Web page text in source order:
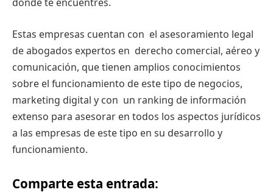
Estas empresas cuentan con el asesoramiento legal
de abogados expertos en derecho comercial, aéreo y
comunicación, que tienen amplios conocimientos
sobre el funcionamiento de este tipo de negocios,
marketing digital y con un ranking de información
extenso para asesorar en todos los aspectos jurídicos
a las empresas de este tipo en su desarrollo y
funcionamiento.
Comparte esta entrada: